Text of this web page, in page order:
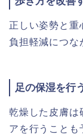
正しい姿勢と重
負担軽減につな
足の保湿を行
乾燥した皮膚は
アを行うことも